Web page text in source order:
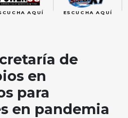
AQUÍ ESCUCHA AQUÍ
de
en
para
en pandemia